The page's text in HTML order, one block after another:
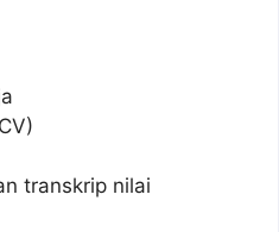
transkrip nilai